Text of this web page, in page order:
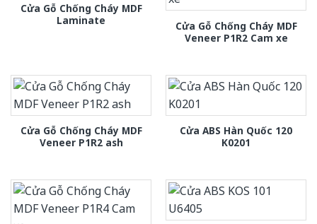
Cửa Gỗ Chống Cháy MDF
Laminate
Cửa Gỗ Chống Cháy MDF
Veneer P1R2 Cam xe
Cửa Gỗ Chống Cháy MDF
Veneer P1R2 ash
Cửa ABS Hàn Quốc 120
K0201